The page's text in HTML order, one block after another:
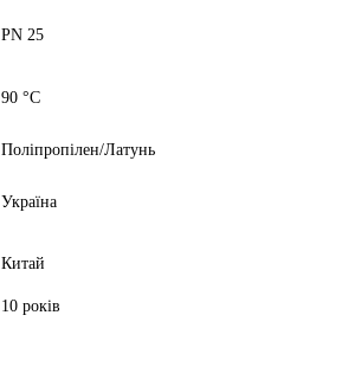
PN 25
90 °C
Поліпропілен/Латунь
Україна
Китай
10 років